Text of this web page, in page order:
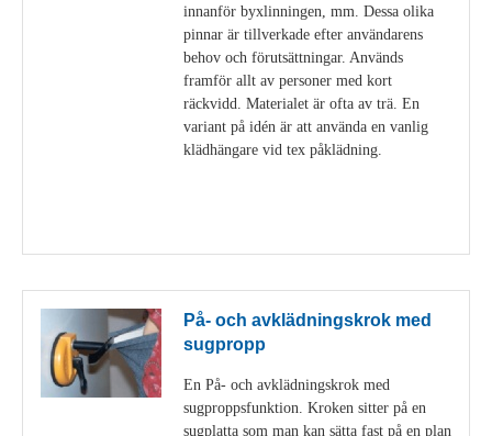
innanför byxlinningen, mm. Dessa olika
pinnar är tillverkade efter användarens
behov och förutsättningar. Används
framför allt av personer med kort
räckvidd. Materialet är ofta av trä. En
variant på idén är att använda en vanlig
klädhängare vid tex påklädning.
På- och avklädningskrok med
sugpropp
En På- och avklädningskrok med
sugproppsfunktion. Kroken sitter på en
sugplatta som man kan sätta fast på en plan